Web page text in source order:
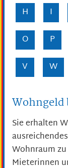
H
I
O
P
V
W
Wohngeld
Sie erhalten
Wohnraum
Mieterinnen